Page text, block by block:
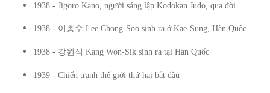
1938 - Jigoro Kano, người sáng lập Kodokan Judo, qua đời
1938 - 이총수 Lee Chong-Soo sinh ra ở Kae-Sung, Hàn Quốc
1938 - 강원식 Kang Won-Sik sinh ra tại Hàn Quốc
1939 - Chiến tranh thế giới thứ hai bắt đầu